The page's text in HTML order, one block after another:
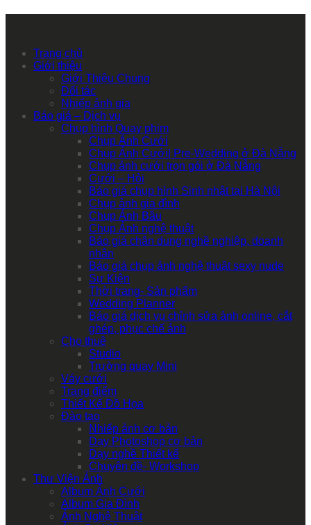
Trang chủ
Giới thiệu
Giới Thiệu Chung
Đối tác
Nhiếp ảnh gia
Báo giá – Dịch vụ
Chụp hình Quay phim
Chụp Ảnh Cưới
Chụp Ảnh Cưới| Pre-Wedding ở Đà Nẵng
Chụp ảnh cưới trọn gói ở Đà Nẵng
Cưới – Hỏi
Báo giá chụp hình Sinh nhật tại Hà Nội
Chụp ảnh gia đình
Chụp Ảnh Bầu
Chụp Ảnh nghệ thuật
Báo giá chân dung nghề nghiệp, doanh
nhân
Báo giá chụp ảnh nghệ thuật sexy nude
Sự Kiện
Thời trang- Sản phẩm
Wedding Planner
Báo giá dịch vụ chỉnh sửa ảnh online, cắt
ghép, phục chế ảnh
Cho thuê
Studio
Trường quay Mini
Váy cưới
Trang điểm
Thiết Kế Đồ Họa
Đào tạo
Nhiếp ảnh cơ bản
Dạy Photoshop cơ bản
Dạy nghề Thiết kế
Chuyên đề- Workshop
Thư Viện Ảnh
Album Ảnh Cưới
Album Gia Đình
Ảnh Nghệ Thuật